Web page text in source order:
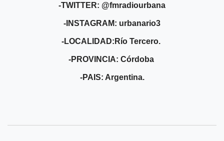
-TWITTER: @fmradiourbana
-INSTAGRAM: urbanario3
-LOCALIDAD:Río Tercero.
-PROVINCIA: Córdoba
-PAIS: Argentina.